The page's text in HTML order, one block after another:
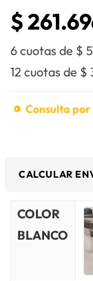
$
6 cuotas de $
12 cuotas de $
Consulta
CALCULAR
COLOR
BLANCO